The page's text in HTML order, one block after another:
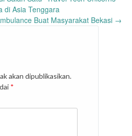
di Asia Tenggara
Buat Masyarakat Bekasi →
akan dipublikasikan.
*